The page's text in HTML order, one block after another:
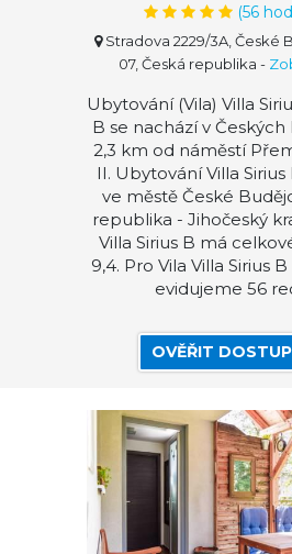
(56
Stradova 2229/3A, České
07, Česká republika -
Ubytování (Vila) Villa
B se nachází v
2,3 km od náměstí
II. Ubytování Villa
ve městě České
republika - Jihočeský
Villa Sirius B má
9,4. Pro Vila Villa Sirius
evidujeme 56
OVĚŘIT